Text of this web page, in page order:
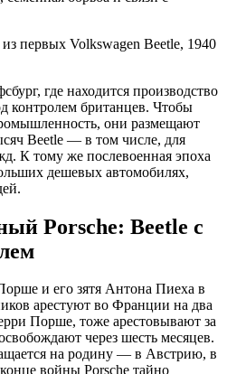
первых Volkswagen Beetle, 1940
где находится производство
контролем британцев. Чтобы
они размещают
Beetle — в том числе, для
К тому же послевоенная эпоха
дешевых автомобилях,
Porsche: Beetle с
и его зятя Антона Пиеха в
арестуют во Франции на два
Порше, тоже арестовывают за
через шесть месяцев.
на родину — в Австрию, в
войны Porsche тайно